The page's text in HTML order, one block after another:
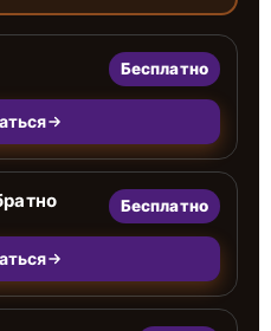
Бесплатно
Бесплатно